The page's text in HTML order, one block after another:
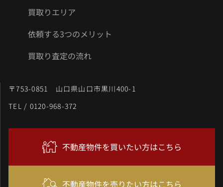
買取りエリア
依頼する3つのメリット
買取り査定の流れ
〒753-0851 山口県山口市黒川400-1
TEL / 0120-968-372
不動産物件を買いたい方はこちら
不動産物件を売りたい方はこちら